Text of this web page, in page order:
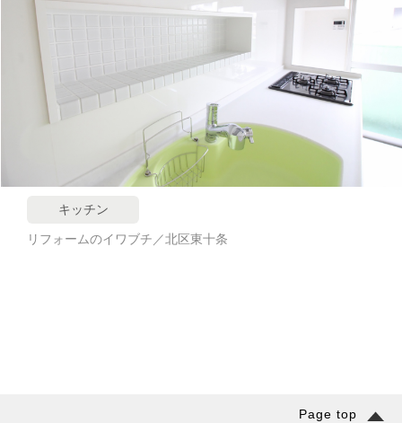
キッチン
リフォームのイワブチ／北区東十条
Page top